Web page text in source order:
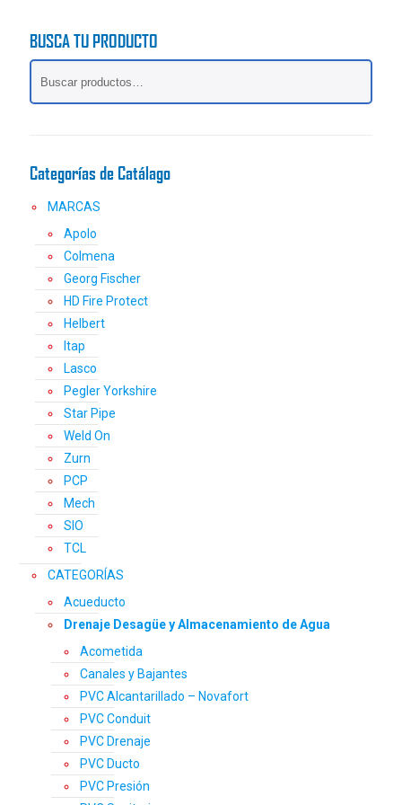
Las
opciones
página
producto
BUSCA TU PRODUCTO
Categorías de Catálago
MARCAS
Apolo
Colmena
Georg Fischer
HD Fire Protect
Helbert
Itap
Lasco
Pegler Yorkshire
Star Pipe
Weld On
Zurn
PCP
Mech
SIO
TCL
CATEGORÍAS
Acueducto
Drenaje Desagüe y Almacenamiento de Agua
Acometida
Canales y Bajantes
PVC Alcantarillado – Novafort
PVC Conduit
PVC Drenaje
PVC Ducto
PVC Presión